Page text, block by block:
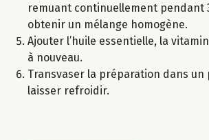
remuant continuellement pendant
obtenir un mélange homogène.
Ajouter l’huile essentielle, la
à nouveau.
Transvaser la préparation dans un
laisser refroidir.